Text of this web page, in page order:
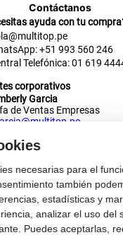
necesarias para el
también
estadísticas y
analizar el uso del
Puedes aceptarlas,
Contáctanos
ayuda con tu
+51 993 560 246
Telefónica: 01 619
corporativos
Garcia
de Ventas Empresas
física
8:00 a.m. - 6:30 p.m.
9:00 a.m. - 5:00 p.m.